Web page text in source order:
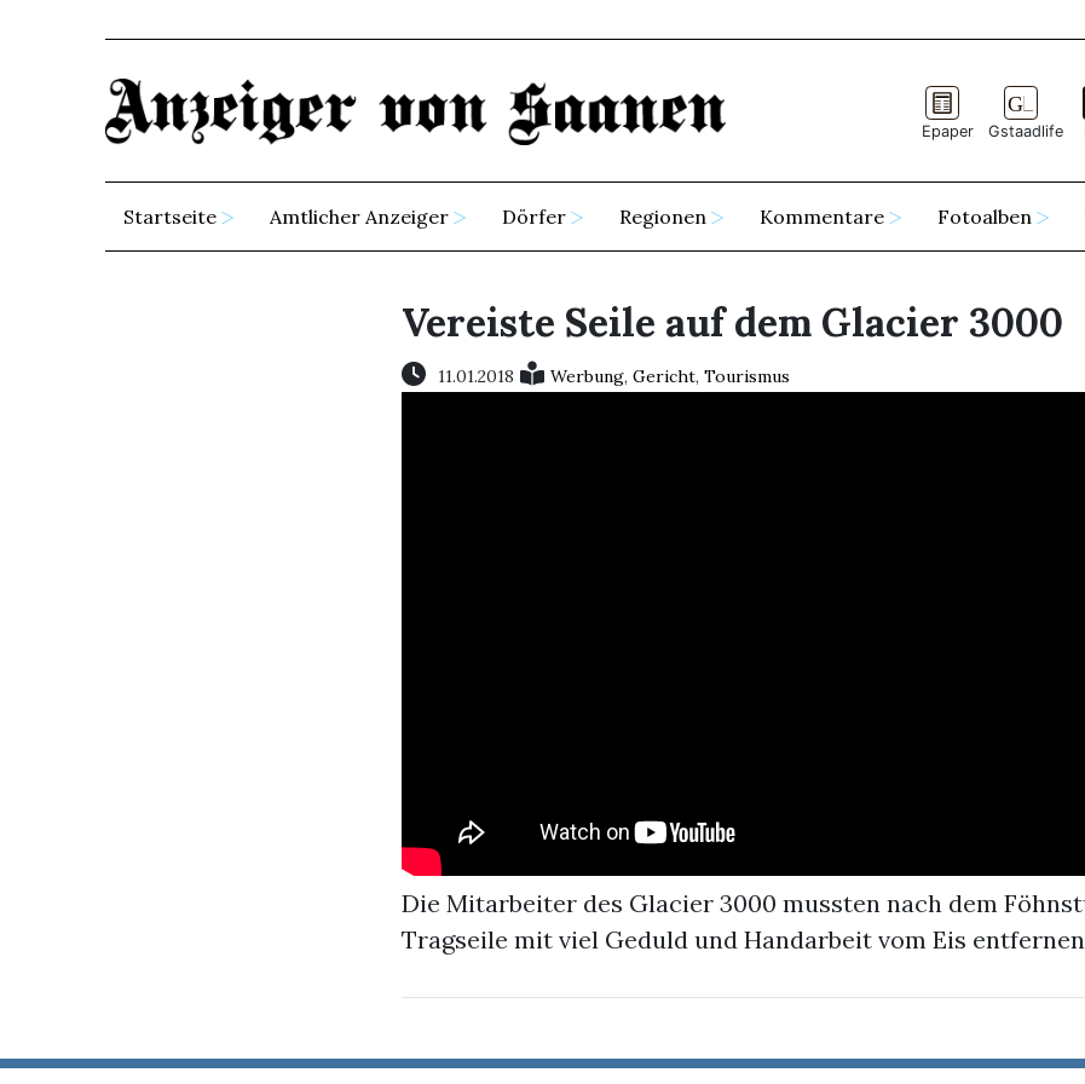
Epaper Gstaadlife
Startseite Amtlicher Anzeiger Dörfer Regionen Kommentare Fotoalben
Vereiste Seile auf dem Glacier 3000
11.01.2018 Werbung, Gericht, Tourismus
Die Mitarbeiter des Glacier 3000 mussten nach dem
Tragseile mit viel Geduld und Handarbeit vom Eis